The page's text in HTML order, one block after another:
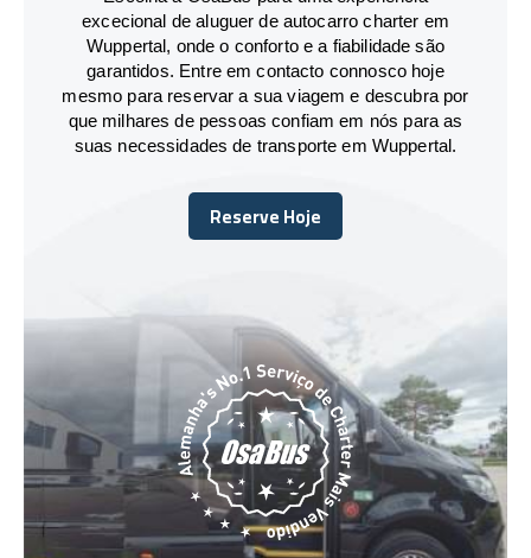
excecional de aluguer de autocarro charter em
Wuppertal, onde o conforto e a fiabilidade são
garantidos. Entre em contacto connosco hoje
mesmo para reservar a sua viagem e descubra por
que milhares de pessoas confiam em nós para as
suas necessidades de transporte em Wuppertal.
Reserve Hoje
Reserve Hoje